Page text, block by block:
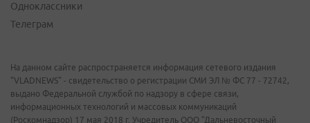
Одноклассники
Телеграм
На данном сайте распространяется информация сетевого издания
"VLADNEWS" - свидетельство о регистрации СМИ ЭЛ № ФС 77 - 72742,
выдано Федеральной службой по надзору в сфере связи,
информационных технологий и массовых коммуникаций
(Роскомнадзор) 17 мая 2018 г. Учредитель ООО "Дальневосточный